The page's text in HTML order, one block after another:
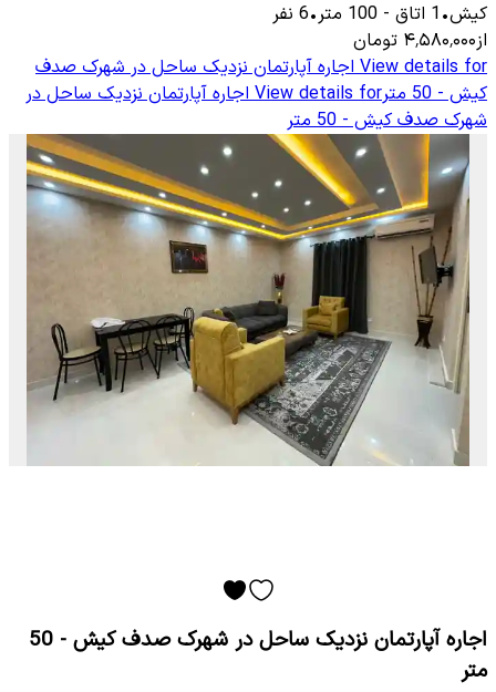
کیش•
1 اتاق -
100 متر•
6 نفر
از۴٬۵۸۰٬۰۰۰ تومان
View details for اجاره آپارتمان نزدیک ساحل در شهرک صدف
کیش - 50 متر
View details for اجاره آپارتمان نزدیک ساحل در
شهرک صدف کیش - 50 متر
اجاره آپارتمان نزدیک ساحل در شهرک صدف کیش - 50
متر